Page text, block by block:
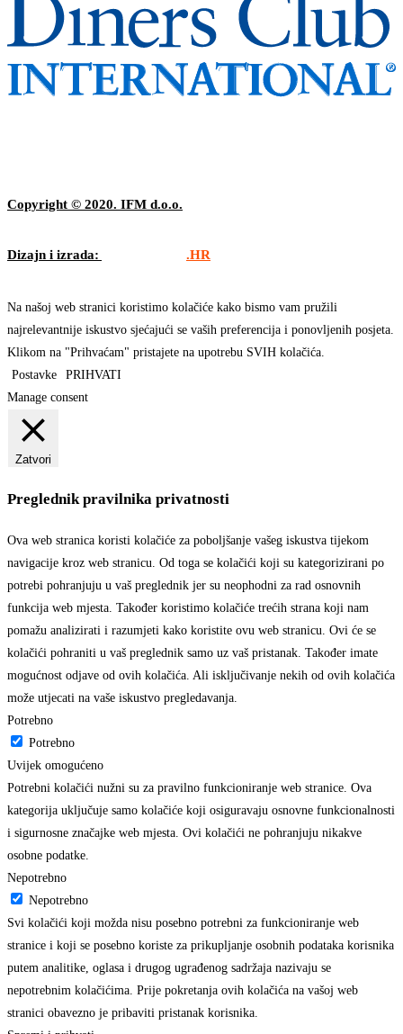
Copyright © 2020. IFM d.o.o.
Dizajn i izrada: .HR
Na našoj web stranici koristimo kolačiće kako bismo vam pružili
najrelevantnije iskustvo sjećajući se vaših preferencija i ponovljenih posjeta.
Klikom na "Prihvaćam" pristajete na upotrebu SVIH kolačića.
Postavke
PRIHVATI
Manage consent
Zatvori
Preglednik pravilnika privatnosti
Ova web stranica koristi kolačiće za poboljšanje vašeg iskustva tijekom
navigacije kroz web stranicu. Od toga se kolačići koji su kategorizirani po
potrebi pohranjuju u vaš preglednik jer su neophodni za rad osnovnih
funkcija web mjesta. Također koristimo kolačiće trećih strana koji nam
pomažu analizirati i razumjeti kako koristite ovu web stranicu. Ovi će se
kolačići pohraniti u vaš preglednik samo uz vaš pristanak. Također imate
mogućnost odjave od ovih kolačića. Ali isključivanje nekih od ovih kolačića
može utjecati na vaše iskustvo pregledavanja.
Potrebno
Potrebno
Uvijek omogućeno
Potrebni kolačići nužni su za pravilno funkcioniranje web stranice. Ova
kategorija uključuje samo kolačiće koji osiguravaju osnovne funkcionalnosti
i sigurnosne značajke web mjesta. Ovi kolačići ne pohranjuju nikakve
osobne podatke.
Nepotrebno
Nepotrebno
Svi kolačići koji možda nisu posebno potrebni za funkcioniranje web
stranice i koji se posebno koriste za prikupljanje osobnih podataka korisnika
putem analitike, oglasa i drugog ugrađenog sadržaja nazivaju se
nepotrebnim kolačićima. Prije pokretanja ovih kolačića na vašoj web
stranici obavezno je pribaviti pristanak korisnika.